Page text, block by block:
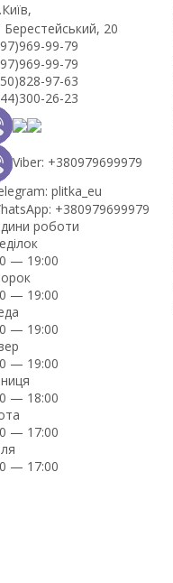
,
Берестейський, 20
99-79
99-79
97-63
26-23
Viber: +380979699979
plitka_eu
+380979699979
роботи
— 19:00
— 19:00
— 19:00
— 19:00
— 18:00
— 17:00
— 17:00